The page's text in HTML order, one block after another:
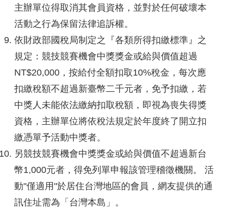
主辦單位得取消其會員資格，並對於任何破壞本
活動之行為保留法律追訴權。
依財政部國稅局制定之『各類所得扣繳標準』之
規定：競技競賽機會中獎獎金或給與價值超過
NT$20,000，按給付全額扣取10%稅金，每次應
扣繳稅額不超過新臺幣二千元者，免予扣繳，若
中獎人未能依法繳納扣取稅額，即視為喪失得獎
資格，主辦單位將依稅法規定於年度終了開立扣
繳憑單予活動中獎者。
另競技競賽機會中獎獎金或給與價值不超過新台
幣1,000元者，得免列單申報該管理稽徵機關。 活
動"僅適用"於居住台灣地區的會員，網友提供的通
訊住址需為「台灣本島」。